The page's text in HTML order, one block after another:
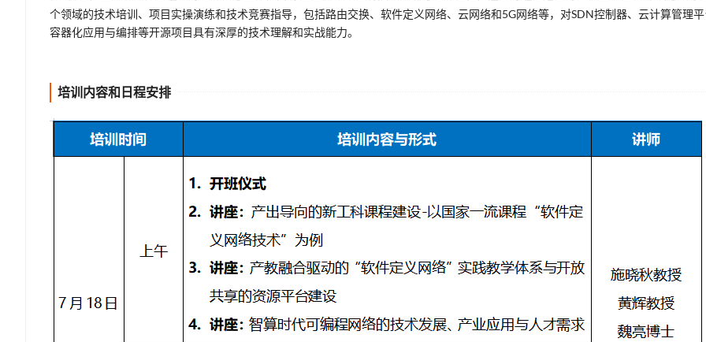
个领域的技术培训、项目实操演练和技术竞赛指导，包括路由交换、软件定义网络、云网络和5G网络等，对SDN控制器、云计算管理平
容器化应用与编排等开源项目具有深厚的技术理解和实战能力。
培训内容和日程安排